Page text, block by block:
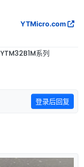
YTMicro.com
YTM32B1M系列
登录后回复